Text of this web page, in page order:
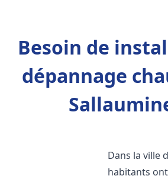
Besoin de
dépannage
Dans la ville
habitants